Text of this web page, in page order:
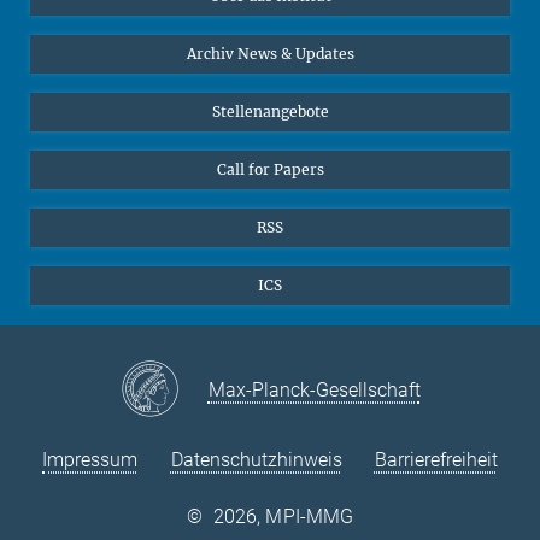
24
25 26 27 28 29
30
Online-Vorträge
Interviews zum Thema "Diversity"
Archiv News & Updates
Stellenangebote
Call for Papers
RSS
ICS
Max-Planck-Gesellschaft
Impressum Datenschutzhinweis Barrierefreiheit
© 2026, MPI-MMG